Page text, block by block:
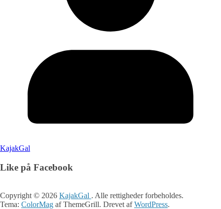
KajakGal
Like på Facebook
Copyright © 2026 KajakGal . Alle rettigheder forbeholdes.
Tema: ColorMag af ThemeGrill. Drevet afWordPress.